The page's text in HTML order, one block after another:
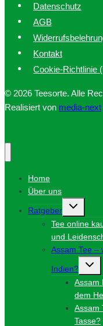
Datenschutz
AGB
Kontakt
Cookie-Richtlinie
© 2026 Teesorte. Alle
Realisiert von media-next
Home
Über uns
Ratgeber
Untermenü
Tee online
und
Assam Tee –
Indien?
Assam
dem
Assam
Tasse?